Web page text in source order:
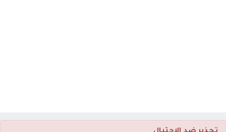
تحذير ضد الإحتيال